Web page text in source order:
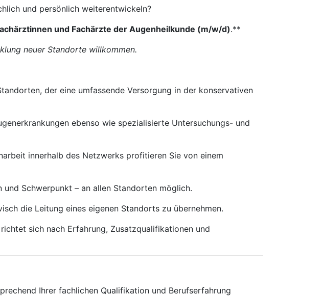
und persönlich weiterentwickeln?
und Fachärzte der Augenheilkunde (m/w/d).**
neuer Standorte willkommen.
der eine umfassende Versorgung in der konservativen
ebenso wie spezialisierte Untersuchungs- und
innerhalb des Netzwerks profitieren Sie von einem
Schwerpunkt – an allen Standorten möglich.
die Leitung eines eigenen Standorts zu übernehmen.
sich nach Erfahrung, Zusatzqualifikationen und
Ihrer fachlichen Qualifikation und Berufserfahrung